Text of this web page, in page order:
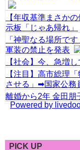
【年収基準まさか
示板「じゃあ帰れ」
「神聖なる場所で
軍装の禁止を発表
【社会】今、急増
【注目】高市総理
させる」➡国家公務
離婚から2年 金田朋
Powered by
PICK UP